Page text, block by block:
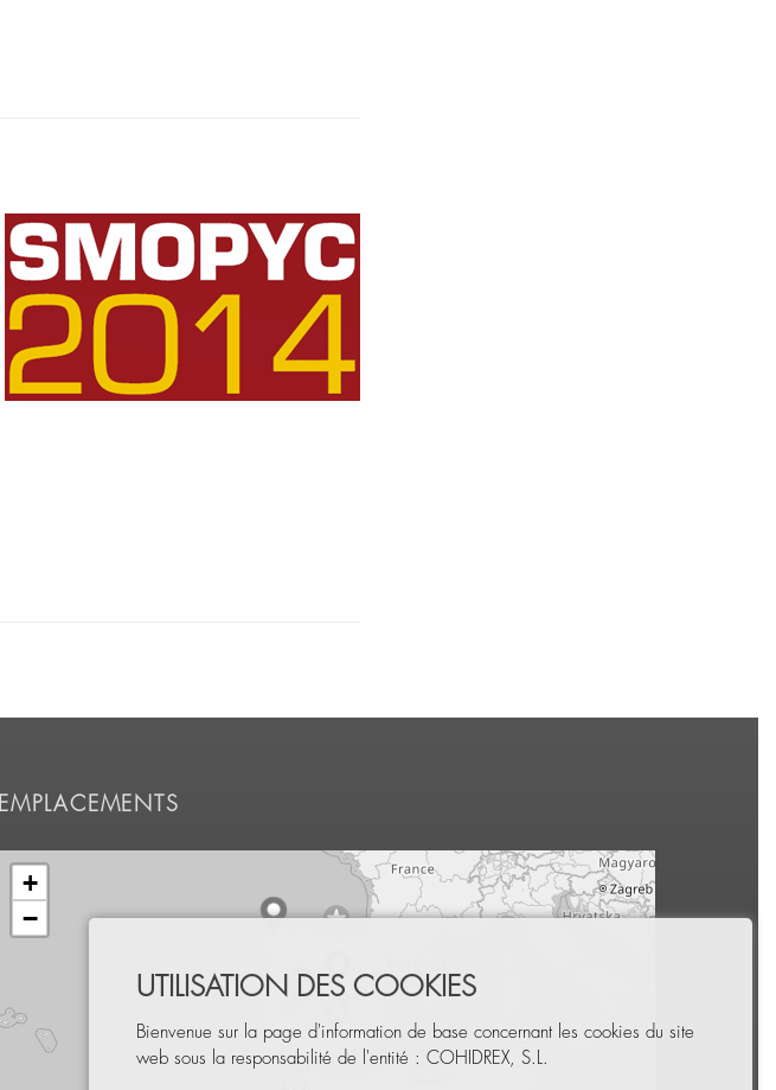
EMPLACEMENTS
+
−
UTILISATION DES COOKIES
Bienvenue sur la page d'information de base concernant les cookies du site
web sous la responsabilité de l'entité : COHIDREX, S.L.